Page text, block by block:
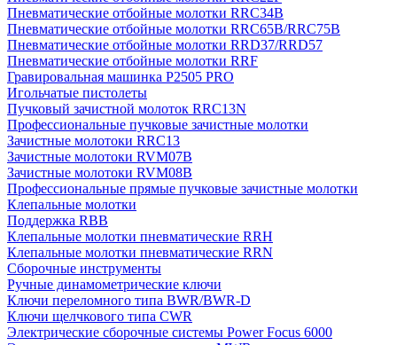
Пневматические отбойные молотки RRC34B
Пневматические отбойные молотки RRC65B/RRC75B
Пневматические отбойные молотки RRD37/RRD57
Пневматические отбойные молотки RRF
Гравировальная машинка P2505 PRO
Игольчатые пистолеты
Пучковый зачистной молоток RRC13N
Профессиональные пучковые зачистные молотки
Зачистные молотоки RRC13
Зачистные молотоки RVM07B
Зачистные молотоки RVM08B
Профессиональные прямые пучковые зачистные молотки
Клепальные молотки
Поддержка RBB
Клепальные молотки пневматические RRH
Клепальные молотки пневматические RRN
Сборочные инструменты
Ручные динамометрические ключи
Ключи переломного типа BWR/BWR-D
Ключи щелчкового типа CWR
Электрические сборочные системы Power Focus 6000